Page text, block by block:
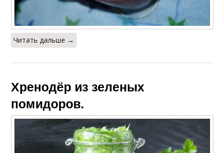
Читать дальше →
Хренодёр из зеленых
помидоров.